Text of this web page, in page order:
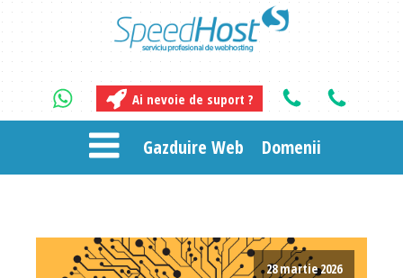
Ai nevoie de suport ?
Gazduire Web Domenii
28 martie 2026